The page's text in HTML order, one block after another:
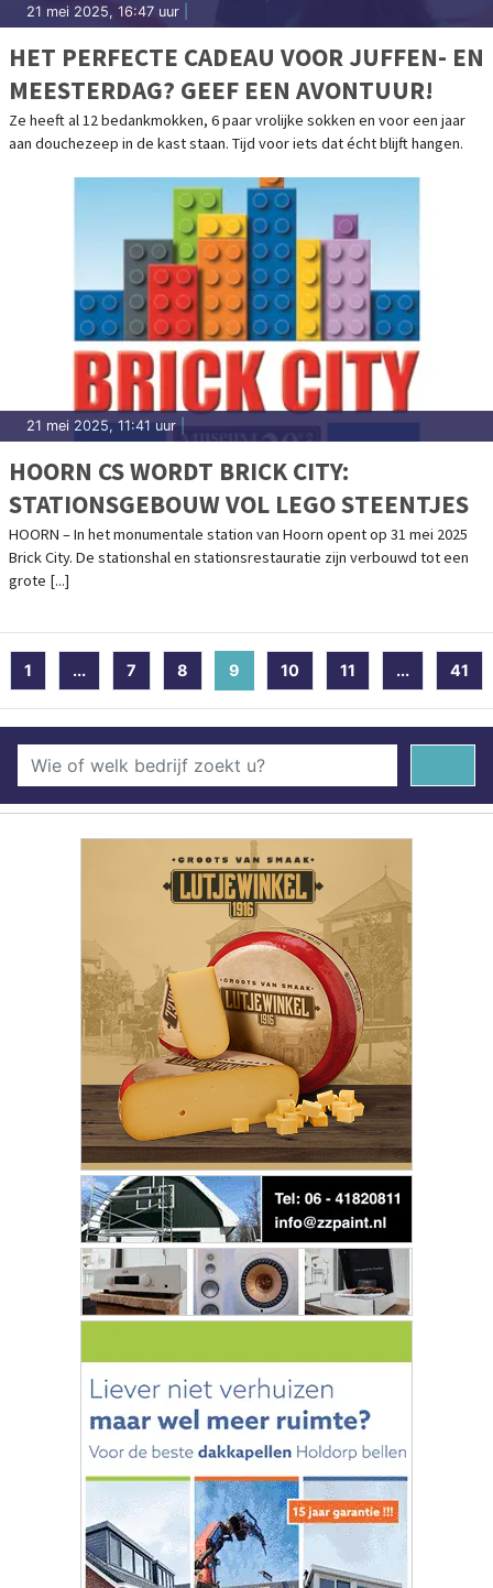
21 mei 2025, 16:47 uur
HET PERFECTE CADEAU VOOR JUFFEN- EN
MEESTERDAG? GEEF EEN AVONTUUR!
Ze heeft al 12 bedankmokken, 6 paar vrolijke sokken en voor een jaar
aan douchezeep in de kast staan. Tijd voor iets dat écht blijft hangen.
21 mei 2025, 11:41 uur
HOORN CS WORDT BRICK CITY:
STATIONSGEBOUW VOL LEGO STEENTJES
HOORN – In het monumentale station van Hoorn opent op 31 mei 2025
Brick City. De stationshal en stationsrestauratie zijn verbouwd tot een
grote [...]
1 ... 7 8 9 (current)
10 11 ... 41